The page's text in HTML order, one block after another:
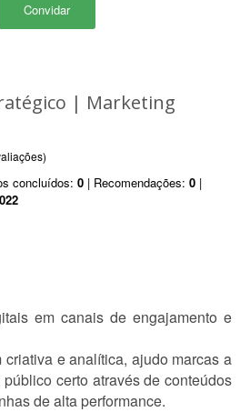
Convidar
| Marketing
concluídos: 0 | Recomendações: 0 |
em canais de engajamento e
e analítica, ajudo marcas a
certo através de conteúdos
de alta performance.